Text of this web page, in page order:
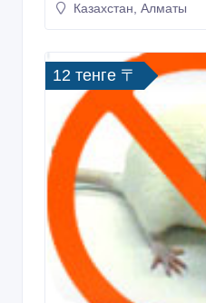
Казахстан, Алматы
12 тенге 〒